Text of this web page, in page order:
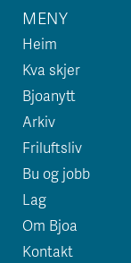
MENY
Heim
Kva skjer
Bjoanytt
Arkiv
Friluftsliv
Bu og jobb
Lag
Om Bjoa
Kontakt